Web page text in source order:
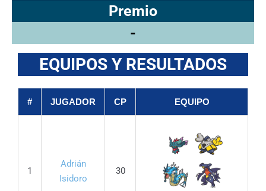
Premio
-
EQUIPOS Y RESULTADOS
# JUGADOR CP EQUIPO
1
Adrián
Isidoro
30